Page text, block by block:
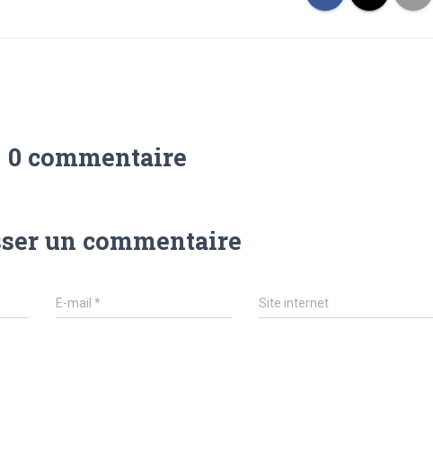
0 commentaire
un commentaire
E-mail* Site internet